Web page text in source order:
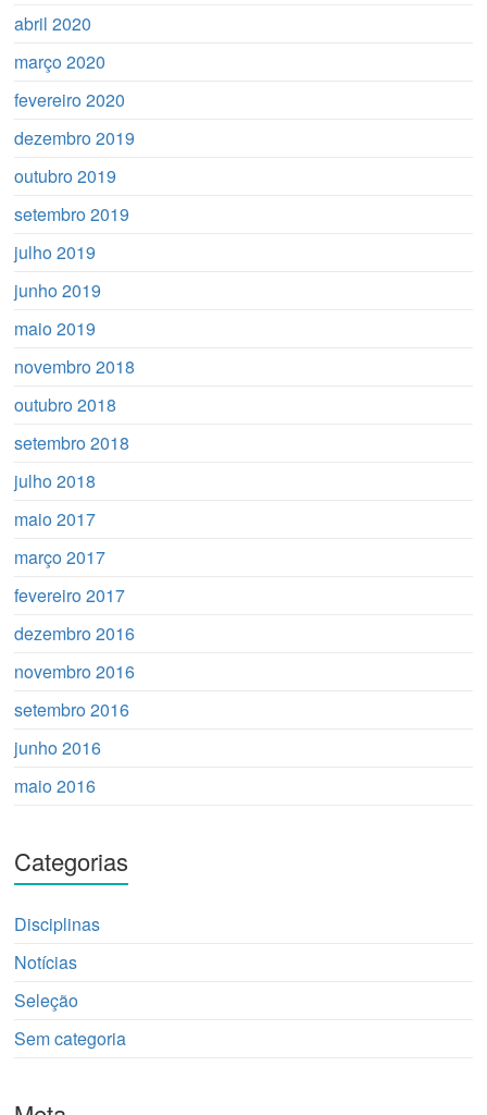
abril 2020
março 2020
fevereiro 2020
dezembro 2019
outubro 2019
setembro 2019
julho 2019
junho 2019
maio 2019
novembro 2018
outubro 2018
setembro 2018
julho 2018
maio 2017
março 2017
fevereiro 2017
dezembro 2016
novembro 2016
setembro 2016
junho 2016
maio 2016
Categorias
Disciplinas
Notícias
Seleção
Sem categoria